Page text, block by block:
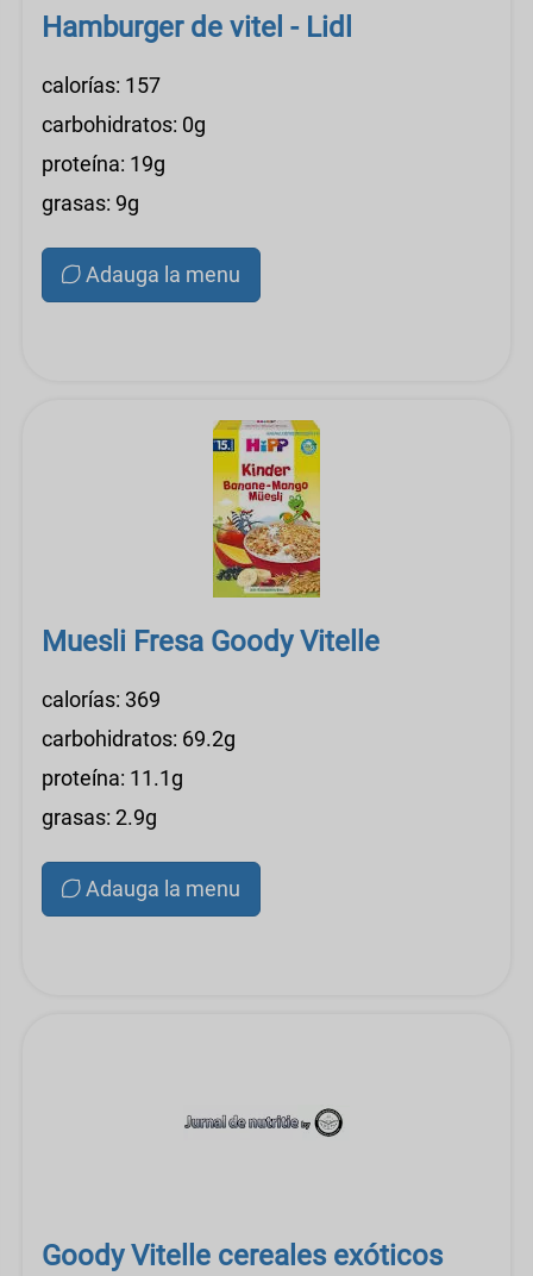
Hamburger de vitel - Lidl
calorías: 157
carbohidratos: 0g
proteína: 19g
grasas: 9g
Adauga la menu
Muesli Fresa Goody Vitelle
calorías: 369
carbohidratos: 69.2g
proteína: 11.1g
grasas: 2.9g
Adauga la menu
Goody Vitelle cereales exóticos